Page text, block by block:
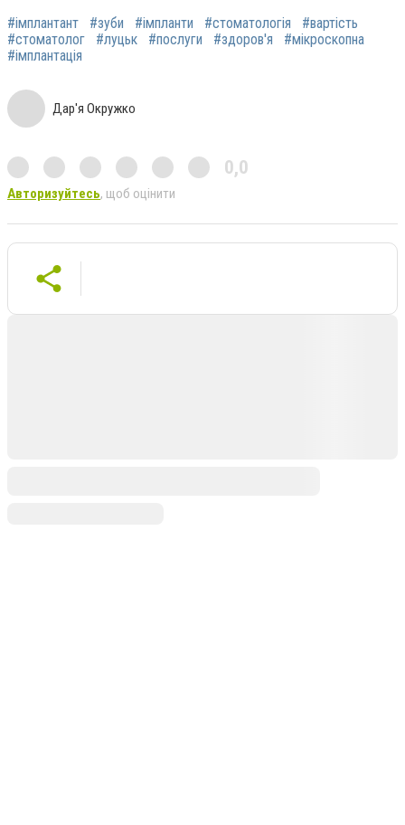
#імплантант #зуби #імпланти #стоматологія
#вартість
#стоматолог
#луцьк #послуги #здоров'я
#мікроскопна
#імплантація
Дар'я Окружко
0,0
Авторизуйтесь, щоб оцінити